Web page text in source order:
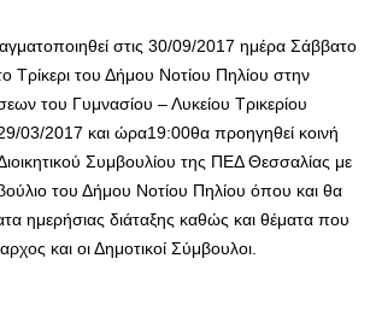
στις 30/09/2017 ημέρα Σάββατο
Τρίκερι του Δήμου Νοτίου Πηλίου στην
του Γυμνασίου – Λυκείου Τρικερίου
03/2017 και ώρα19:00θα προηγηθεί κοινή
Συμβουλίου της ΠΕΔ Θεσσαλίας με
του Δήμου Νοτίου Πηλίου όπου και θα
ημερήσιας διάταξης καθώς και θέματα που
και οι Δημοτικοί Σύμβουλοι.